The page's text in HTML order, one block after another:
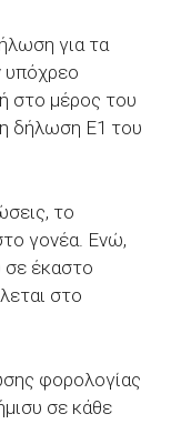
για τα
υπόχρεο
στο μέρος του
δήλωση Ε1 του
το
γονέα. Ενώ,
σε έκαστο
στο
φορολογίας
σε κάθε